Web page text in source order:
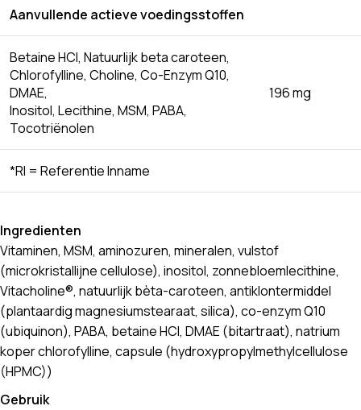
Aanvullende actieve voedingsstoffen
Betaine HCl, Natuurlijk beta caroteen,
Chlorofylline, Choline, Co-Enzym Q10,
DMAE,
Inositol, Lecithine, MSM, PABA,
Tocotriënolen
196 mg
*RI = Referentie Inname
Ingredienten
Vitaminen, MSM, aminozuren, mineralen, vulstof
(microkristallijne cellulose), inositol, zonnebloemlecithine,
Vitacholine®, natuurlijk bèta-caroteen, antiklontermiddel
(plantaardig magnesiumstearaat, silica), co-enzym Q10
(ubiquinon), PABA, betaine HCl, DMAE (bitartraat), natrium
koper chlorofylline, capsule (hydroxypropylmethylcellulose
(HPMC))
Gebruik